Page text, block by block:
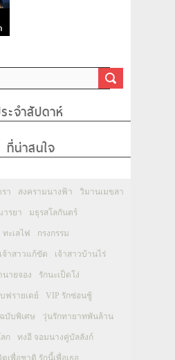
จำสัปดาห์
ที่น่าสนใจ
า สงครามนางฟ้า วิมานเมขลา
ารยา มธุรสโลกันตร์
ทะเลไฟ กรงกรรม
เจ้าสาวแก้ขัด เจ้าสาวบ้านไร่
นายจอง รักนะเป็ดโง่
ฟรายเดย์ VIP รักซ่อนชู้
บับพิเศษ วุ่นรักทายาทพันล้าน
ก ทงอี จอมนางคู่บัลลังก์
ตเพื่อชาติ รักนี้เพื่อเธอ